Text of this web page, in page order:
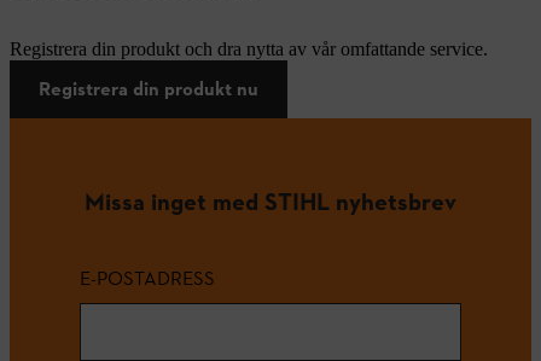
Registrera din produkt och dra nytta av vår omfattande service.
Registrera din produkt nu
Missa inget med STIHL nyhetsbrev
E-POSTADRESS